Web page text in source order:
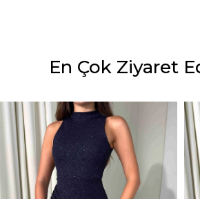
En Çok Ziyaret